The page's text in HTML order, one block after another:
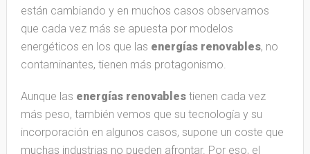
están cambiando y en muchos casos observamos
que cada vez más se apuesta por modelos
energéticos en los que las energías renovables, no
contaminantes, tienen más protagonismo.
Aunque las energías renovablestienen cada vez
más peso, también vemos que su tecnología y su
incorporación en algunos casos, supone un coste que
muchas industrias no pueden afrontar. Por eso, el